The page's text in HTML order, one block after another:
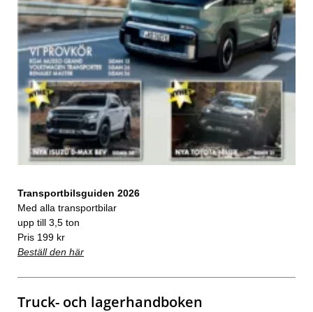
Transportbilsguiden 2026
Med alla transportbilar
upp till 3,5 ton
Pris 199 kr
Beställ den här
Truck- och lagerhandboken